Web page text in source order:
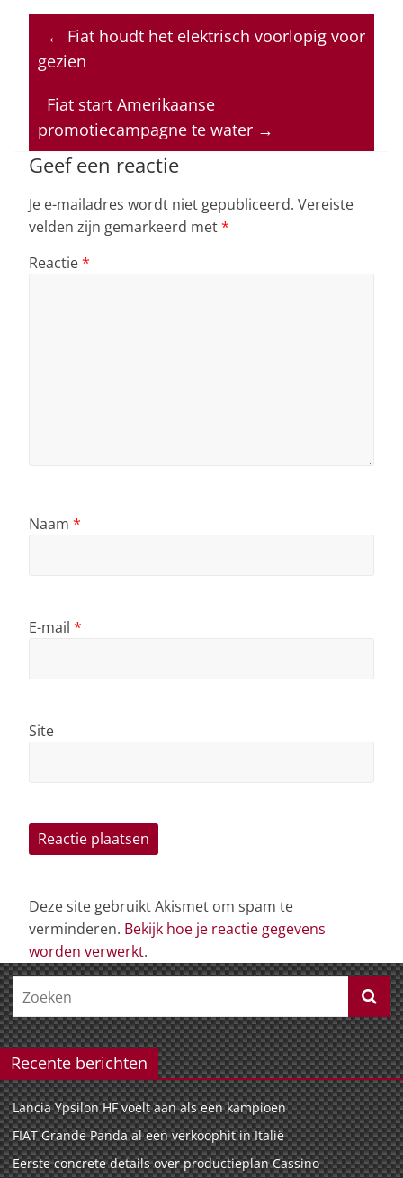
at
s
p
p
c
e
o
o
k
k
e
n
re
a
s
ai
l
← Fiat houdt het elektrisch voorlopig voor
gezien
Fiat start Amerikaanse
promotiecampagne te water →
Geef een reactie
Je e-mailadres wordt niet gepubliceerd. Vereiste
velden zijn gemarkeerd met*
Reactie*
Naam *
E-mail *
Site
Deze site gebruikt Akismet om spam te
verminderen. Bekijk hoe je reactie gegevens
worden verwerkt.
Recente berichten
Lancia Ypsilon HF voelt aan als een kampioen
FIAT Grande Panda al een verkoophit in Italië
Eerste concrete details over productieplan Cassino